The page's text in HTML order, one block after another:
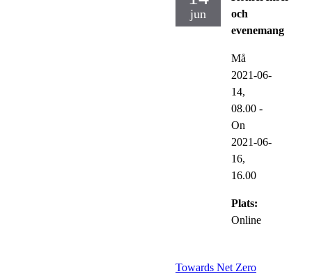
jun
och
evenemang
Må
2021-06-
14,
08.00 -
On
2021-06-
16,
16.00
Plats:
Online
Towards Net Zero